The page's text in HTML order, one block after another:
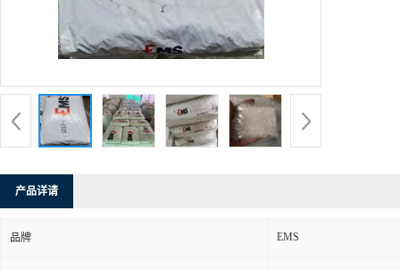
产品详请
品牌 EMS